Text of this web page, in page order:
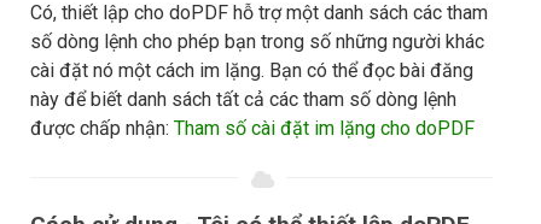
Có, thiết lập cho doPDF hỗ trợ một danh sách các tham
số dòng lệnh cho phép bạn trong số những người khác
cài đặt nó một cách im lặng. Bạn có thể đọc bài đăng
này để biết danh sách tất cả các tham số dòng lệnh
được chấp nhận: Tham số cài đặt im lặng cho doPDF